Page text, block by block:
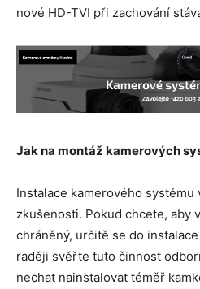
nové HD-TVI při zachování
Jak na montáž kamerových
Instalace kamerového
zkušenosti. Pokud chcete, aby
chráněný, určitě se do
raději svěřte tuto činnost
nechat nainstalovat téměř